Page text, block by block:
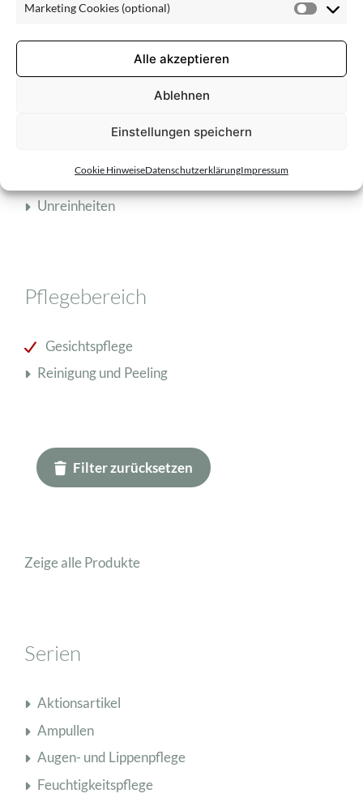
Marketing Cookies (optional)
Alle akzeptieren
Ablehnen
Einstellungen speichern
Cookie HinweiseDatenschutzerklärungImpressum
Pflegebedarf
trockene Haut
Unreinheiten
Pflegebereich
Gesichtspflege
Reinigung und Peeling
Filter zurücksetzen
Zeige alle Produkte
Serien
Aktionsartikel
Ampullen
Augen- und Lippenpflege
Feuchtigkeitspflege